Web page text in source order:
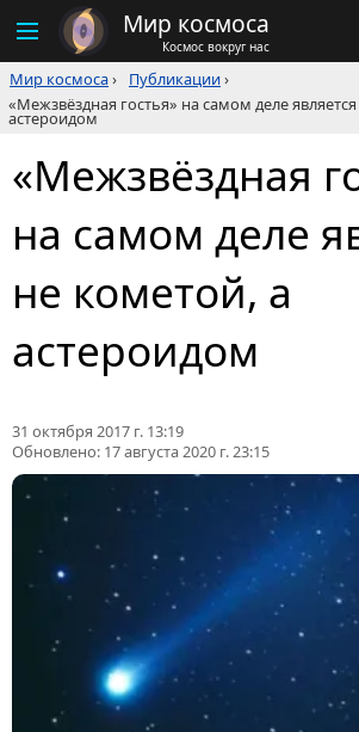
Мир космоса
Космос вокруг нас
Мир космоса› Публикации›
«Межзвёздная гостья» на самом деле
астероидом
«Межзвёздная
на самом деле
не кометой, а
астероидом
31 октября 2017 г. 13:19
Обновлено: 17 августа 2020 г. 23:15